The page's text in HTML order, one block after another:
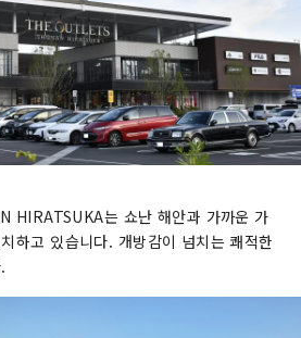
HIRATSUKA는 쇼난 해안과 가까운 가
하고 있습니다. 개방감이 넘치는 쾌적한